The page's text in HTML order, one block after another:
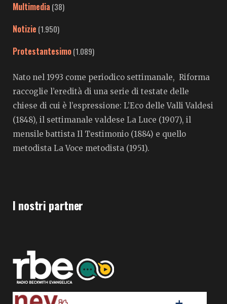
Multimedia (38)
Notizie (1.950)
Protestantesimo(1.089)
Nato nel 1993 come periodico settimanale, Riforma
raccoglie l’eredità di una serie di testate delle
chiese di cui è l’espressione: L’Eco delle Valli Valdesi
(1848), il settimanale valdese La Luce (1907), il
mensile battista Il Testimonio (1884) e quello
metodista La Voce metodista (1951).
I nostri partner